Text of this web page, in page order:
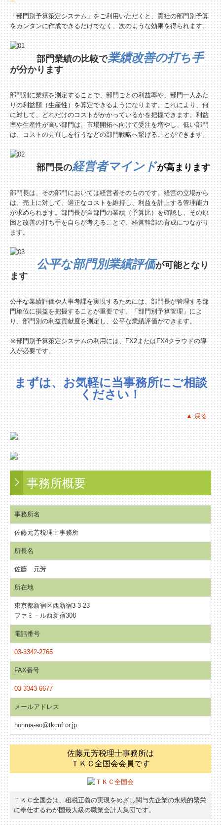
「部門別予算策定システム」をご利用いただくと、貴社の部門別予算
をカンタンに作成できるだけでなく、次のような効果を得られます。
部門業績の比較で業績改善の打ち手
が分かります
部門別に業績を測定することで、部門ごとの利益率や、部門一人あた
りの利益額（生産性）を算定できるようになります。これにより、何
に対して、どれだけのコストがかかっているかを把握できます。利益
率や生産性が高い部門は、市場開拓へ向けて受注を増やし、低い部門
は、コストの見直しを行うなどの部門戦略へ繋げることができます。
部門長の経営者マインドが高まります
部門長は、その部門においては経営者そのものです。経営の立場から
は、売上に対して、適正なコストを維持し、利益を計上する管理能力
が求められます。部門長が自部門の業績（予算比）を確認し、その原
因と改善の打ち手を自らが考えることで、経営幹部の育成につながり
ます。
公平な部門別業績評価が可能となり
ます
公平な業績評価や人事考課を実現するためには、部門長が管理する部
門単位に損益を把握することが重要です。「部門別予算管理」によ
り、部門別の利益貢献度を測定し、公平な業績評価ができます。
※部門別予算策定システムの利用には、FX2またはFX4クラウドの導
入が必要です。
まずは、お気軽に当事務所にご相談
ください！
▲ 戻る
事務所概要
事務所名
佐藤元芳税理士事務所
所長名
佐藤 元芳
所在地
東京都新宿区西新宿3-3-23
ファミ－ル西新宿308
電話番号
03-3342-2765
FAX番号
03-3343-6677
メールアドレス
honma-ao@tkcnf.or.jp
佐藤元芳税理士事務所は
ＴＫＣ全国会会員です
ＴＫＣ全国会は、租税正義の実現をめざし関与先企業の永続的繁栄
に奉仕するわが国最大級の職業会計人集団です。